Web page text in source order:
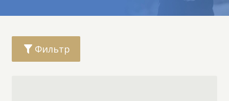
Фильтр